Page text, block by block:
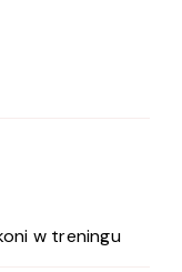
w treningu